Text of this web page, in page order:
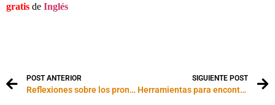
gratis de Inglés
POST ANTERIOR
Reflexiones sobre los pronombres posesivos
SIGUIENTE POST
Herramientas para encontrar a tus antepasados judíos